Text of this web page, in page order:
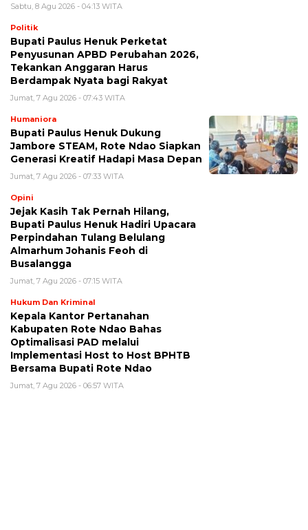
Sabtu, 8 Agu 2026 - 04:13 WITA
Politik
Bupati Paulus Henuk Perketat
Penyusunan APBD Perubahan 2026,
Tekankan Anggaran Harus
Berdampak Nyata bagi Rakyat
Jumat, 7 Agu 2026 - 07:43 WITA
Humaniora
Bupati Paulus Henuk Dukung
Jambore STEAM, Rote Ndao Siapkan
Generasi Kreatif Hadapi Masa Depan
Jumat, 7 Agu 2026 - 07:33 WITA
Opini
Jejak Kasih Tak Pernah Hilang,
Bupati Paulus Henuk Hadiri Upacara
Perpindahan Tulang Belulang
Almarhum Johanis Feoh di
Busalangga
Jumat, 7 Agu 2026 - 07:15 WITA
Hukum Dan Kriminal
Kepala Kantor Pertanahan
Kabupaten Rote Ndao Bahas
Optimalisasi PAD melalui
Implementasi Host to Host BPHTB
Bersama Bupati Rote Ndao
Jumat, 7 Agu 2026 - 06:57 WITA